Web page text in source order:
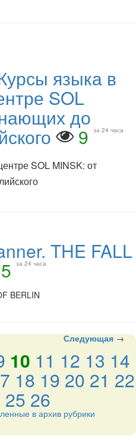
языка в
SOL
до
9 за 24 часа
SOL MINSK: от
THE FALL
за 24 часа
BERLIN
Следующая →
10 11 12 13 14
18 19 20 21 22
25 26
в архив рубрики